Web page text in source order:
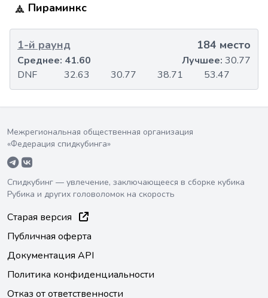
Пираминкс
1-й раунд 184 место
DNF 32.63 30.77 38.71 53.47
Среднее: 41.60 Лучшее: 30.77
Межрегиональная общественная организация
«Федерация спидкубинга»
Спидкубинг — увлечение, заключающееся в сборке кубика
Рубика и других головоломок на скорость
Старая версия
Публичная оферта
Документация API
Политика конфиденциальности
Отказ от ответственности